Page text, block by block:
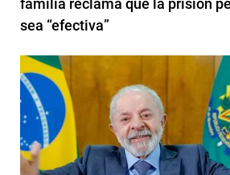
familia reclama que la prisión
sea “efectiva”